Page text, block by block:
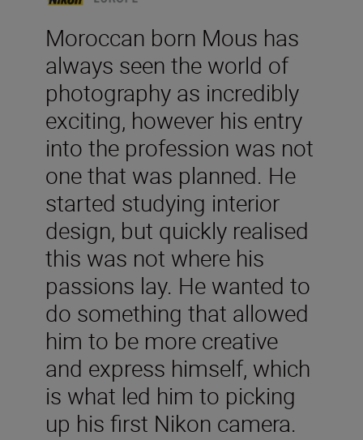
Moroccan born Mous has
always seen the world of
photography as incredibly
exciting, however his entry
into the profession was not
one that was planned. He
started studying interior
design, but quickly realised
this was not where his
passions lay. He wanted to
do something that allowed
him to be more creative
and express himself, which
is what led him to picking
up his first Nikon camera.